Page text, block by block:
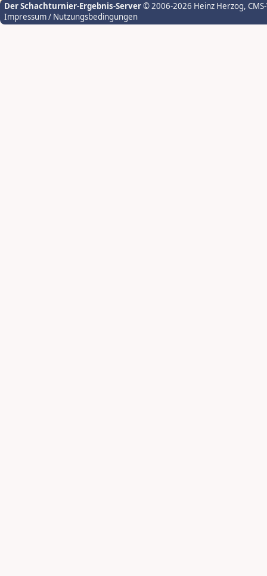
Der Schachturnier-Ergebnis-Server© 2006-2026 Heinz Herzog,
Impressum / Nutzungsbedingungen